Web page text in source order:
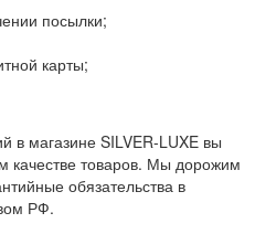
посылки;
карты;
в магазине SILVER-LUXE вы
качестве товаров. Мы дорожим
обязательства в
РФ.